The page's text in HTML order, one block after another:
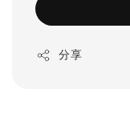
分享